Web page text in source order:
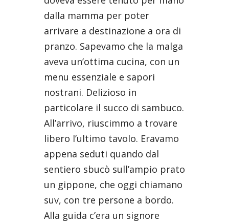
dalla mamma per poter
arrivare a destinazione a ora di
pranzo. Sapevamo che la malga
aveva un’ottima cucina, con un
menu essenziale e sapori
nostrani. Delizioso in
particolare il succo di sambuco.
All’arrivo, riuscimmo a trovare
libero l’ultimo tavolo. Eravamo
appena seduti quando dal
sentiero sbucò sull’ampio prato
un gippone, che oggi chiamano
suv, con tre persone a bordo.
Alla guida c’era un signore